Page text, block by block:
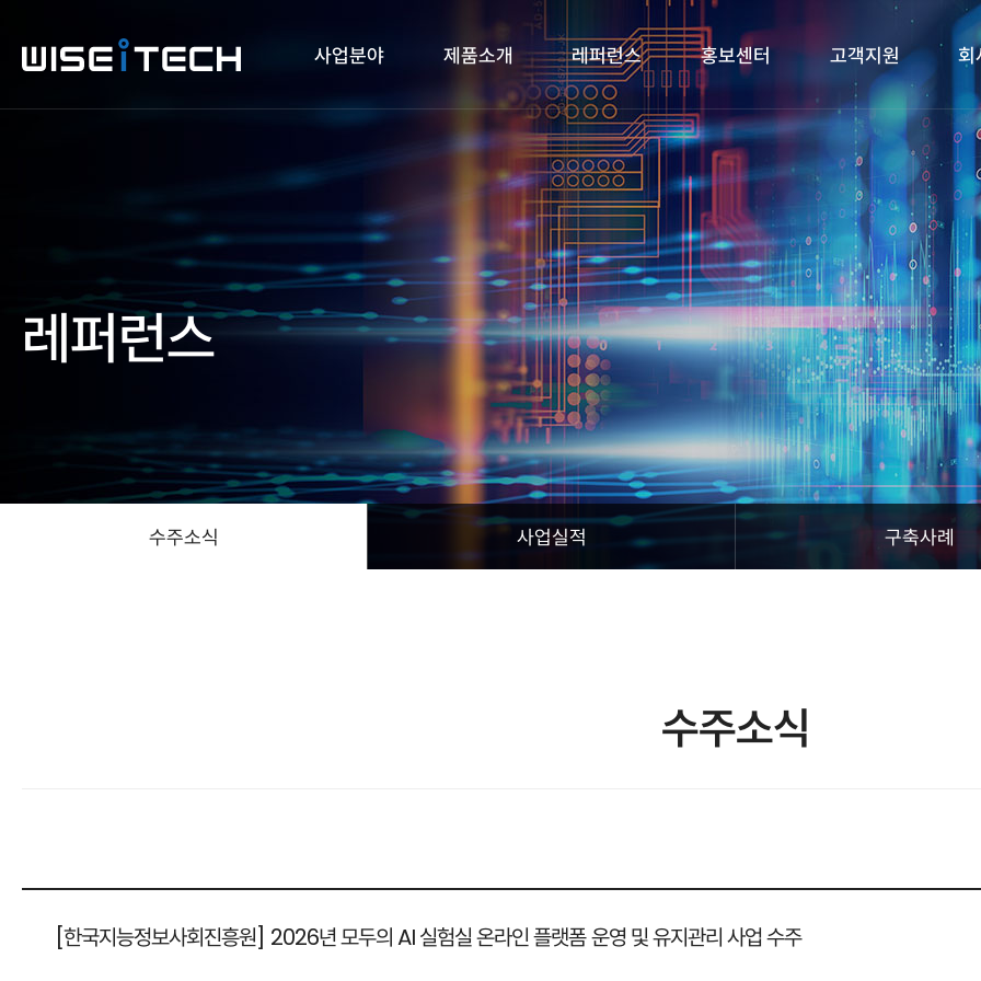
사업분야 제품소개 레퍼런스 홍보센터 고객지원 회
레퍼런스
수주소식 사업실적 구축사례
수주소식
[한국지능정보사회진흥원] 2026년 모두의 AI 실험실 온라인 플랫폼 운영 및 유지관리 사업 수주